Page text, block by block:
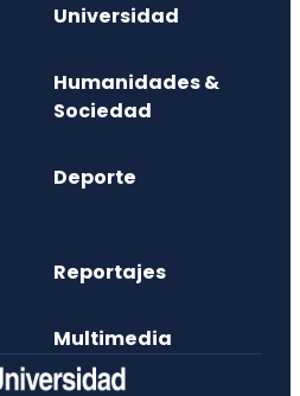
Universidad
Humanidades &
Sociedad
Deporte
Reportajes
Multimedia